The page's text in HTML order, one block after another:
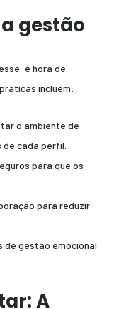
gestão
é hora de
incluem:
o ambiente de
cada perfil.
para que os
para reduzir
de gestão emocional
A